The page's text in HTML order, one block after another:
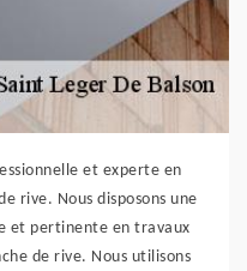
et experte en
rive. Nous disposons une
et pertinente en travaux
de rive. Nous utilisons